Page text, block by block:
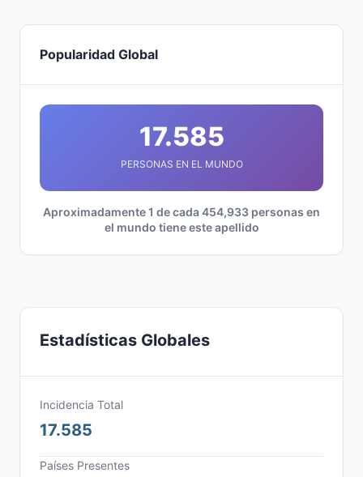
Popularidad Global
17.585
PERSONAS EN EL MUNDO
Aproximadamente 1 de cada 454,933 personas en
el mundo tiene este apellido
Estadísticas Globales
Incidencia Total
17.585
Países Presentes